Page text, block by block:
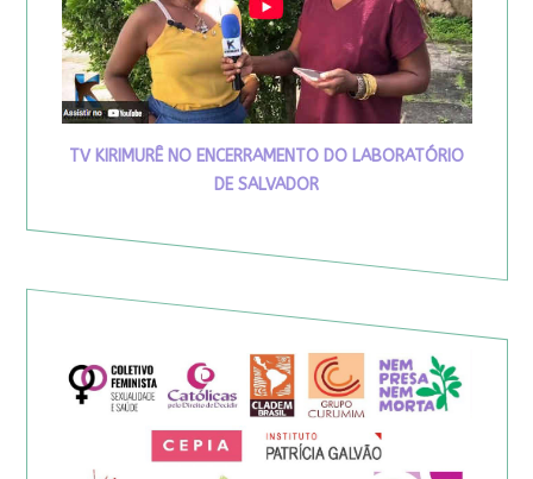
TV KIRIMURÊ NO ENCERRAMENTO DO LABORATÓRIO
DE SALVADOR